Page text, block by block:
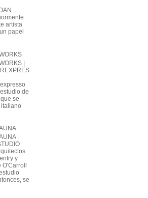
artista
papel
|
de
se
|
y
O'Carroll
se